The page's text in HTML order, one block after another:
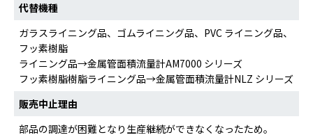
代替機種
ガラスライニング品、ゴムライニング品、PVC ライニング品、
フッ素樹脂
ライニング品→金属管面積流量計AM7000 シリーズ
フッ素樹脂樹脂ライニング品→金属管面積流量計NLZ シリーズ
販売中止理由
部品の調達が困難となり生産継続ができなくなったため。